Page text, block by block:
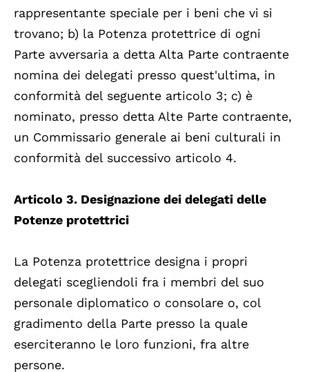
rappresentante speciale per i beni che vi si
trovano; b) la Potenza protettrice di ogni
Parte avversaria a detta Alta Parte contraente
nomina dei delegati presso quest'ultima, in
conformità del seguente articolo 3; c) è
nominato, presso detta Alte Parte contraente,
un Commissario generale ai beni culturali in
conformità del successivo articolo 4.
Articolo 3. Designazione dei delegati delle
Potenze protettrici
La Potenza protettrice designa i propri
delegati scegliendoli fra i membri del suo
personale diplomatico o consolare o, col
gradimento della Parte presso la quale
eserciteranno le loro funzioni, fra altre
persone.